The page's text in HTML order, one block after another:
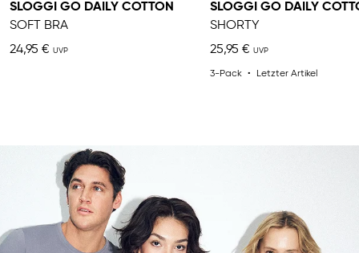
SLOGGI GO DAILY COTTON
SOFT BRA
24,95 €
SLOGGI GO DAILY
SHORTY
25,95 €
3-Pack Letzter Artikel